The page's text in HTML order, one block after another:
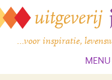
…voor inspiratie,
MENU